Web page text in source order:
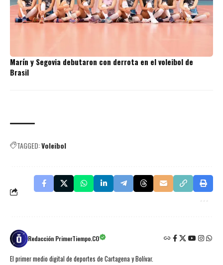
Marín y Segovia debutaron con derrota en el voleibol de
Brasil
TAGGED:Voleibol
Redacción PrimerTiempo.CO
El primer medio digital de deportes de Cartagena y Bolívar.